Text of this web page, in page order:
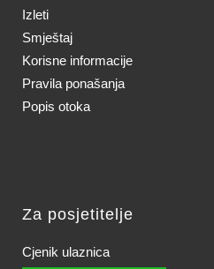
Izleti
Smještaj
Korisne informacije
Pravila ponašanja
Popis otoka
Za posjetitelje
Cjenik ulaznica